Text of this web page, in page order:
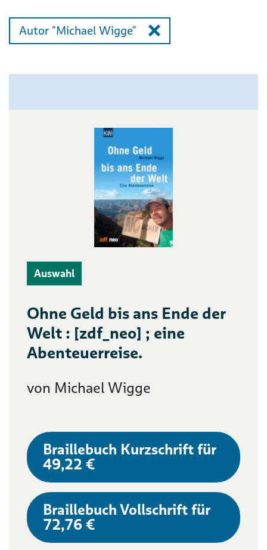
Autor "Michael Wigge"
Auswahl
Ohne Geld bis ans Ende der
Welt : [zdf_neo] ; eine
Abenteuerreise.
von Michael Wigge
Braillebuch Kurzschrift für
49,22 €
Braillebuch Vollschrift für
72,76 €